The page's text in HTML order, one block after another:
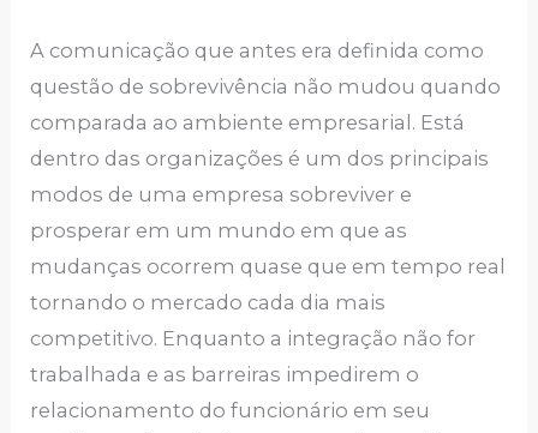
A comunicação que antes era definida como
questão de sobrevivência não mudou quando
comparada ao ambiente empresarial. Está
dentro das organizações é um dos principais
modos de uma empresa sobreviver e
prosperar em um mundo em que as
mudanças ocorrem quase que em tempo real
tornando o mercado cada dia mais
competitivo. Enquanto a integração não for
trabalhada e as barreiras impedirem o
relacionamento do funcionário em seu